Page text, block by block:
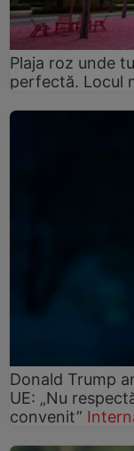
Plaja roz unde
perfectă. Locul
Donald Trump
UE: „Nu
convenit”